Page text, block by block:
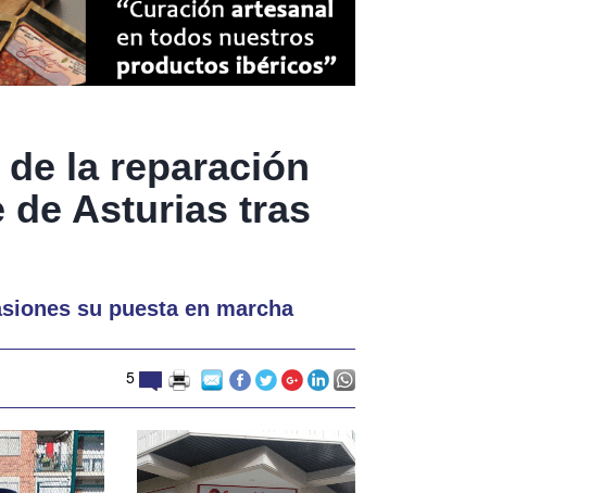
la reparación
de Asturias tras
su puesta en marcha
5